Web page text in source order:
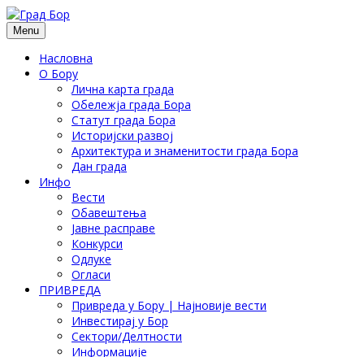
Menu
Насловна
О Бору
Лична карта града
Обележја града Бора
Статут града Бора
Историјски развој
Архитектура и знаменитости града Бора
Дан града
Инфо
Вести
Обавештења
Јавне расправе
Конкурси
Одлуке
Огласи
ПРИВРЕДА
Привреда у Бору | Најновије вести
Инвестирај у Бор
Сектори/Делтности
Информације